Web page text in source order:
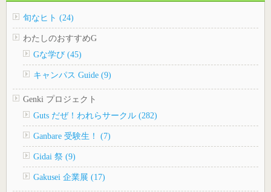
旬なヒト (24)
わたしのおすすめG
Gな学び (45)
キャンパス Guide (9)
Genki プロジェクト
Guts だぜ！われらサークル (282)
Ganbare 受験生！ (7)
Gidai 祭 (9)
Gakusei 企業展 (17)